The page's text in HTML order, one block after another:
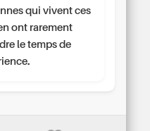
qui vivent ces
ont rarement
le temps de